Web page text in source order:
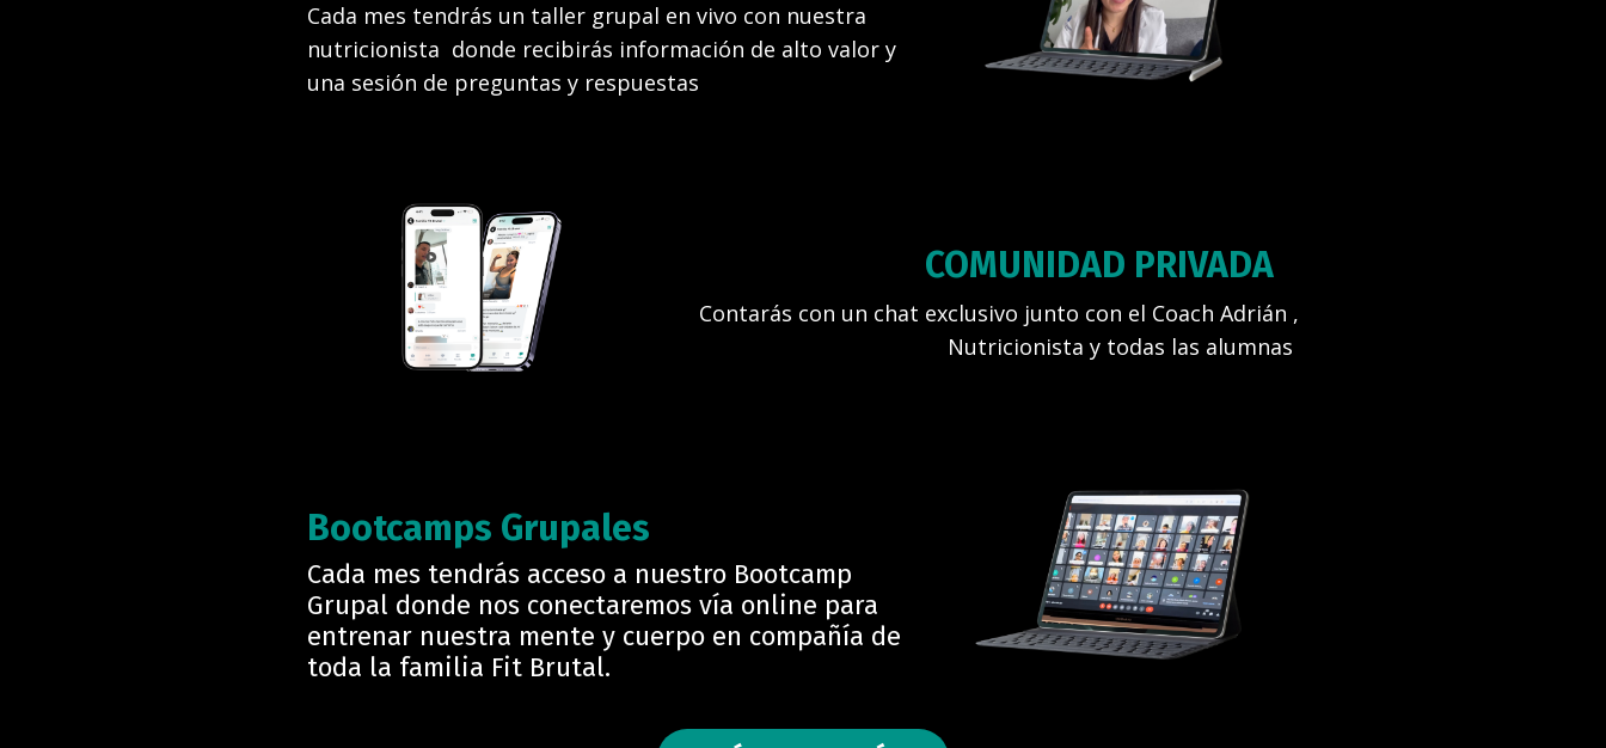
Cada mes tendrás un taller grupal en vivo con nuestra
nutricionista donde recibirás información de alto valor y
una sesión de preguntas y respuestas
COMUNIDAD PRIVADA
Contarás con un chat exclusivo junto con el Coach Adrián ,
Nutricionista y todas las alumnas
Bootcamps Grupales
Cada mes tendrás acceso a nuestro Bootcamp
Grupal donde nos conectaremos vía online para
entrenar nuestra mente y cuerpo en compañía de
toda la familia Fit Brutal.